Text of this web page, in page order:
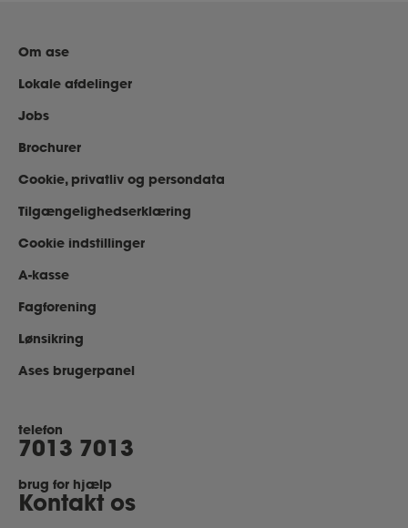
Om ase
Lokale afdelinger
Jobs
Brochurer
Cookie, privatliv og persondata
Tilgængelighedserklæring
Cookie indstillinger
A-kasse
Fagforening
Lønsikring
Ases brugerpanel
telefon
7013 7013
brug for hjælp
Kontakt os